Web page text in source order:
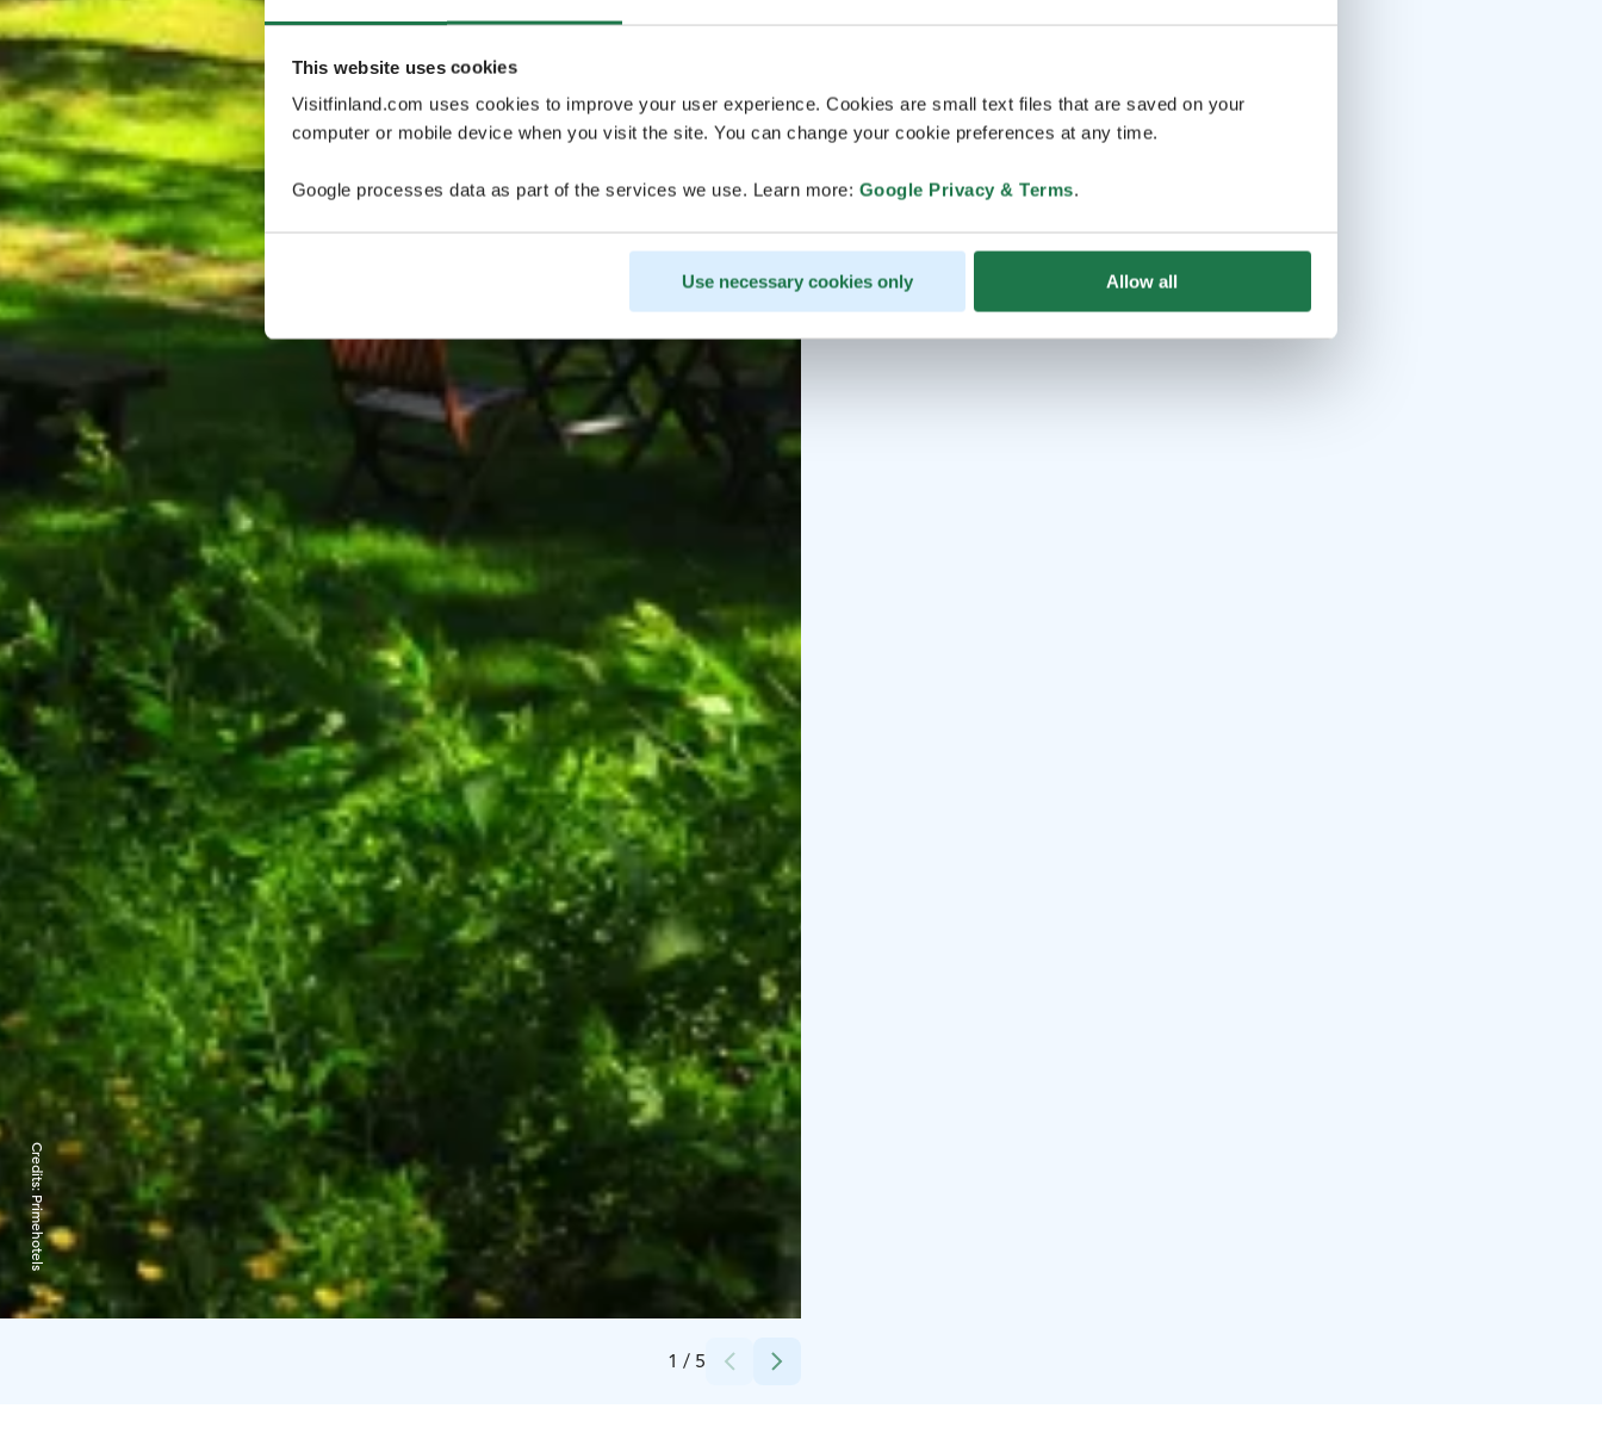
This website uses cookies
Visitfinland.com uses cookies to improve your user experience. Cookies are small text files that are saved on your
computer or mobile device when you visit the site. You can change your cookie preferences at any time.
Google processes data as part of the services we use. Learn more: Google Privacy & Terms.
Use necessary cookies only Allow all
1 / 5
Credits:
Primehotels